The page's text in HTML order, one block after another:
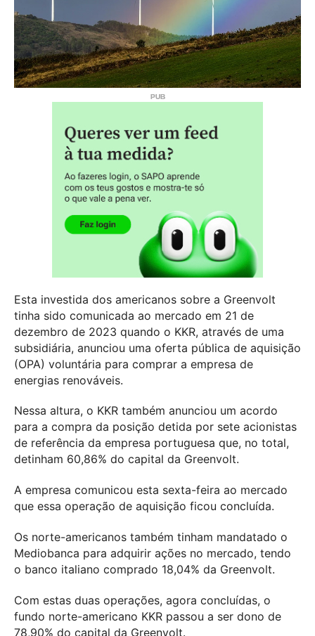
Esta investida dos americanos sobre a Greenvolt
tinha sido comunicada ao mercado em 21 de
dezembro de 2023 quando o KKR, através de uma
subsidiária, anunciou uma oferta pública de aquisição
(OPA) voluntária para comprar a empresa de
energias renováveis.
Nessa altura, o KKR também anunciou um acordo
para a compra da posição detida por sete acionistas
de referência da empresa portuguesa que, no total,
detinham 60,86% do capital da Greenvolt.
A empresa comunicou esta sexta-feira ao mercado
que essa operação de aquisição ficou concluída.
Os norte-americanos também tinham mandatado o
Mediobanca para adquirir ações no mercado, tendo
o banco italiano comprado 18,04% da Greenvolt.
Com estas duas operações, agora concluídas, o
fundo norte-americano KKR passou a ser dono de
78,90% do capital da Greenvolt.